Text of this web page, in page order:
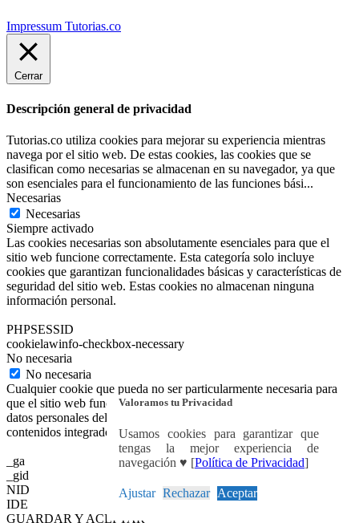
Impressum Tutorias.co
Valoramos tu Privacidad
Usamos cookies para garantizar que
tengas la mejor experiencia de
navegación ♥ [Política de Privacidad]
Ajustar Rechazar Aceptar
Cerrar
Descripción general de privacidad
Tutorias.co utiliza cookies para mejorar su experiencia mientras
navega por el sitio web. De estas cookies, las cookies que se
clasifican como necesarias se almacenan en su navegador, ya que
son esenciales para el funcionamiento de las funciones bási...
Necesarias
Necesarias
Siempre activado
Las cookies necesarias son absolutamente esenciales para que el
sitio web funcione correctamente. Esta categoría solo incluye
cookies que garantizan funcionalidades básicas y características de
seguridad del sitio web. Estas cookies no almacenan ninguna
información personal.
PHPSESSID
cookielawinfo-checkbox-necessary
No necesaria
No necesaria
Cualquier cookie que pueda no ser particularmente necesaria para
que el sitio web funcione y se utilice específicamente para recopilar
datos personales del usuario a través de análisis, anuncios y otros
contenidos integrados se denomina cookie no necesaria.
_ga
_gid
NID
IDE
GUARDAR Y ACEPTAR